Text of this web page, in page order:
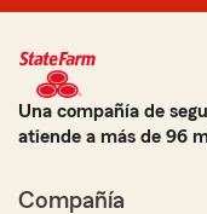
Una compañía de
atiende a más de 96
Compañía